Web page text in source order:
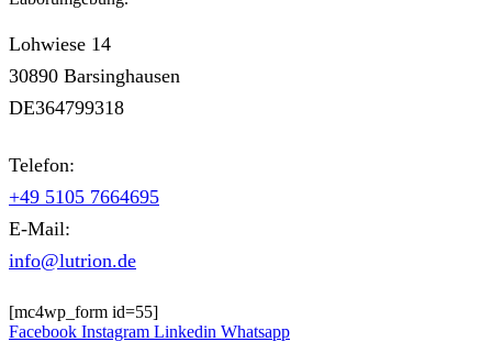
Lohwiese 14
30890 Barsinghausen
DE364799318
Telefon:
+49 5105 7664695
E-Mail:
info@lutrion.de
[mc4wp_form id=55]
Facebook Instagram Linkedin Whatsapp